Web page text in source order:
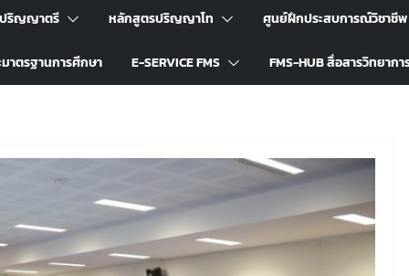
ริญญาตรี หลักสูตรปริญญาโท ศูนย์ฝึกประสบการณ์วิชาชีพ
าตรฐานการศึกษา E-SERVICE FMS FMS-HUB สื่อสารวิทยาก